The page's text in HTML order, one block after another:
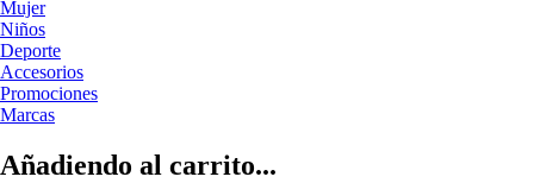
Mujer
Niños
Deporte
Accesorios
Promociones
Marcas
Añadiendo al carrito...